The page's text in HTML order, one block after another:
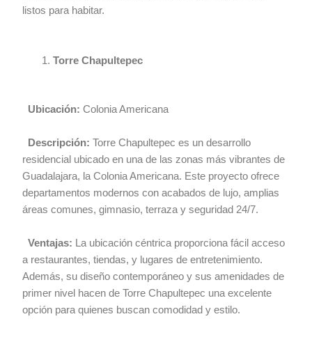
listos para habitar.
Torre Chapultepec
Ubicación: Colonia Americana
Descripción: Torre Chapultepec es un desarrollo
residencial ubicado en una de las zonas más vibrantes de
Guadalajara, la Colonia Americana. Este proyecto ofrece
departamentos modernos con acabados de lujo, amplias
áreas comunes, gimnasio, terraza y seguridad 24/7.
Ventajas: La ubicación céntrica proporciona fácil acceso
a restaurantes, tiendas, y lugares de entretenimiento.
Además, su diseño contemporáneo y sus amenidades de
primer nivel hacen de Torre Chapultepec una excelente
opción para quienes buscan comodidad y estilo.